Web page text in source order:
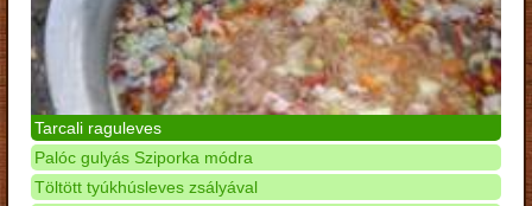
Tarcali raguleves
Palóc gulyás Sziporka módra
Töltött tyúkhúsleves zsályával